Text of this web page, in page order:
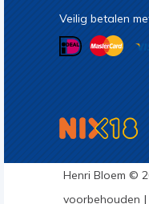
Veilig betalen
Henri Bloem ©
voorbehouden